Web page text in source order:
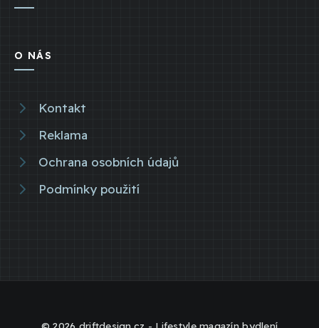
O NÁS
Kontakt
Reklama
Ochrana osobních údajů
Podmínky použití
© 2026 driftdesign.cz - Lifestyle magazín bydlení